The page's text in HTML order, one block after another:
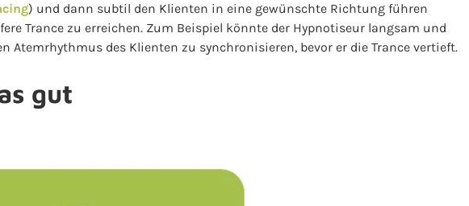
) und dann subtil den Klienten in eine gewünschte Richtung führen
Trance zu erreichen. Zum Beispiel könnte der Hypnotiseur langsam und
Atemrhythmus des Klienten zu synchronisieren, bevor er die Trance vertieft.
gut